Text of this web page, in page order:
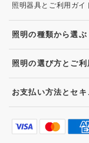
照明器具とご利用ガイ
照明の種類から選ぶ
照明の選び方とご利
お支払い方法とセキ